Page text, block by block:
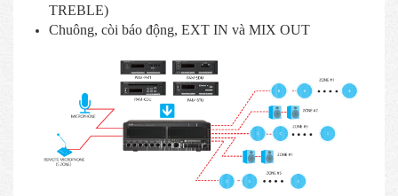
TREBLE)
Chuông, còi báo động, EXT IN và MIX OUT